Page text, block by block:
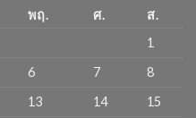
พฤ. ศ.
ส.
1
6 7
8
13 14
15